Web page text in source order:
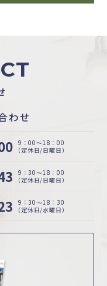
わせ
9：00〜18：00
（定休日/日曜日）
9：30〜18：00
（定休日/日曜日）
9：30〜18：30
（定休日/水曜日）